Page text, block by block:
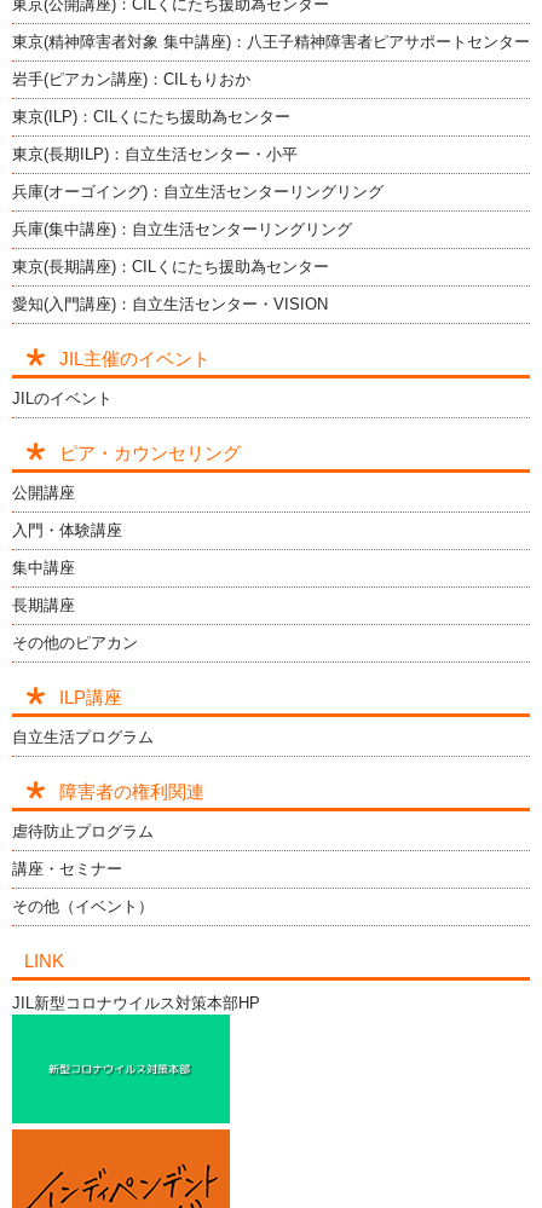
東京(公開講座)：CILくにたち援助為センター
東京(精神障害者対象 集中講座)：八王子精神障害者ピアサポートセンター
岩手(ピアカン講座)：CILもりおか
東京(ILP)：CILくにたち援助為センター
東京(長期ILP)：自立生活センター・小平
兵庫(オーゴイング)：自立生活センターリングリング
兵庫(集中講座)：自立生活センターリングリング
東京(長期講座)：CILくにたち援助為センター
愛知(入門講座)：自立生活センター・VISION
JIL主催のイベント
JILのイベント
ピア・カウンセリング
公開講座
入門・体験講座
集中講座
長期講座
その他のピアカン
ILP講座
自立生活プログラム
障害者の権利関連
虐待防止プログラム
講座・セミナー
その他（イベント）
LINK
JIL新型コロナウイルス対策本部HP